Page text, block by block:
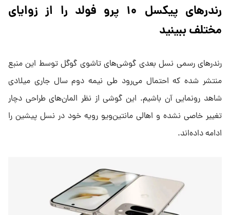
رندرهای پیکسل ۱۰ پرو فولد را از زوایای
مختلف ببینید
رندرهای رسمی نسل بعدی گوشی‌های تاشوی گوگل توسط این منبع
منتشر شده که احتمال می‌رود طی نیمه دوم سال جاری میلادی
شاهد رونمایی آن باشیم. این گوشی از نظر المان‌های طراحی دچار
تغییر خاصی نشده و اهالی مانتین‌ویو رویه خود در نسل پیشین را
ادامه داده‌اند.